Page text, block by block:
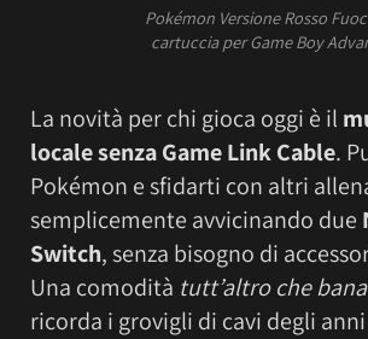
Pokémon Versione Rosso
cartuccia per Game Boy
La novità per chi gioca oggi è il
locale senza Game Link Cable.
Pokémon e sfidarti con altri
semplicemente avvicinando due
Switch, senza bisogno di
Una comodità tutt’altro che
ricorda i grovigli di cavi degli